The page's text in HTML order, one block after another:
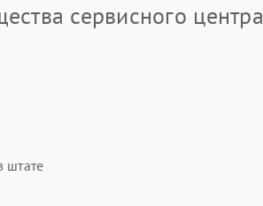
сервисного центра
штате